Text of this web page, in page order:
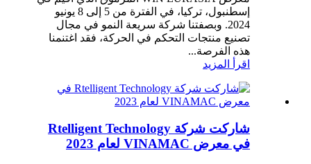
إسطنبول، تركيا، في الفترة من 5 إلى 8 يونيو
2024. وبصفتنا شركة سريعة النمو في مجال
تصنيع منتجات التحكم في الحركة، فقد اغتنمنا
هذه الفرصة...
اقرأ المزيد
شاركت شركة Rtelligent Technology
في معرض VINAMAC لعام 2023